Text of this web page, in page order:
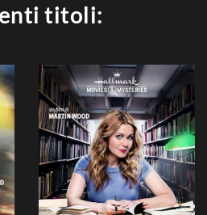
titoli: